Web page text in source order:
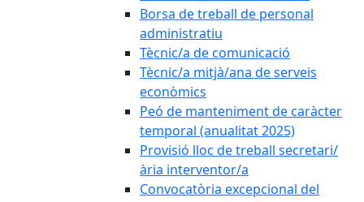
Borsa de treball de personal
administratiu
Tècnic/a de comunicació
Tècnic/a mitjà/ana de serveis
econòmics
Peó de manteniment de caràcter
temporal (anualitat 2025)
Provisió lloc de treball secretari/
ària interventor/a
Convocatòria excepcional del